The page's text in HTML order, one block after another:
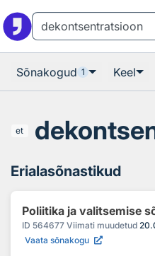
Sõnakogud 1 Keel
et
Erialasõnastikud
Poliitika ja valitsemise
ID 564677 Viimati muudetud
Vaata sõnakogu